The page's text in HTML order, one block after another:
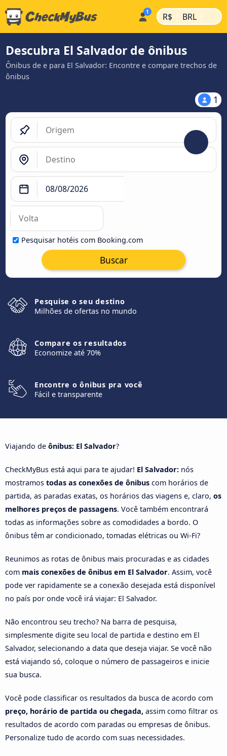
R$ | BRL |
Descubra El Salvador de ônibus
Ônibus de e para El Salvador: Encontre e compare trechos de
ônibus
1
Pesquisar hotéis com Booking.com
Buscar
Pesquise o seu destino
Milhões de ofertas no mundo
Compare os resultados
Economize até 70%
Encontre o ônibus pra você
Fácil e transparente
Viajando de ônibus: El Salvador?
CheckMyBus está aqui para te ajudar! El Salvador: nós
mostramos todas as conexões de ônibus com horários de
partida, as paradas exatas, os horários das viagens e, claro, os
melhores preços de passagens. Você também encontrará
todas as informações sobre as comodidades a bordo. O
ônibus têm ar condicionado, tomadas elétricas ou Wi-Fi?
Reunimos as rotas de ônibus mais procuradas e as cidades
com mais conexões de ônibus em El Salvador. Assim, você
pode ver rapidamente se a conexão desejada está disponível
no país por onde você irá viajar: El Salvador.
Não encontrou seu trecho? Na barra de pesquisa,
simplesmente digite seu local de partida e destino em El
Salvador, selecionando a data que deseja viajar. Se você não
está viajando só, coloque o número de passageiros e inicie
sua busca.
Você pode classificar os resultados da busca de acordo com
preço, horário de partida ou chegada, assim como filtrar os
resultados de acordo com paradas ou empresas de ônibus.
Personalize tudo de acordo com suas necessidades.